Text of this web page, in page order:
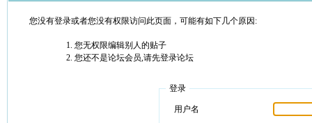
您没有登录或者您没有权限访问此页面，可能有如下几个原因:
您无权限编辑别人的贴子
您还不是论坛会员,请先登录论坛
登录
用户名